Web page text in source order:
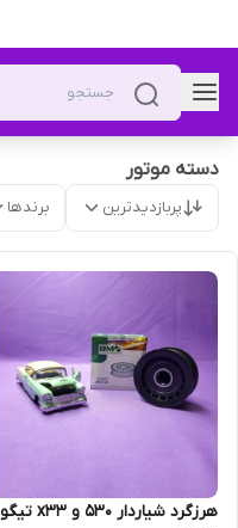
دسته موتور
پربازدیدترین برندها
هرزگرد شیاردار 530 و x33 تیگو